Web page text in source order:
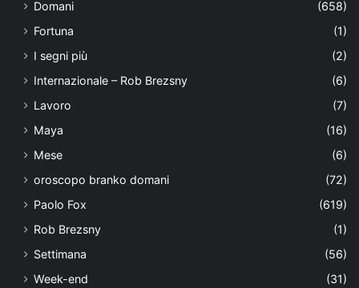
Domani
(658)
Fortuna
(1)
I segni più
(2)
Internazionale – Rob Brezsny
(6)
Lavoro
(7)
Maya
(16)
Mese
(6)
oroscopo branko domani
(72)
Paolo Fox
(619)
Rob Brezsny
(1)
Settimana
(56)
Week-end
(31)